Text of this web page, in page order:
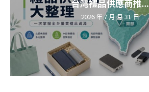
台灣禮品供應商推...
2026 年 7 月 月 31 日